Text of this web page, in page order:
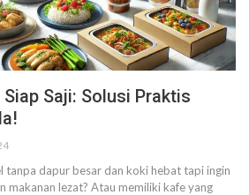
Saji: Solusi Praktis
tanpa dapur besar dan koki hebat tapi ingin
makanan lezat? Atau memiliki kafe yang